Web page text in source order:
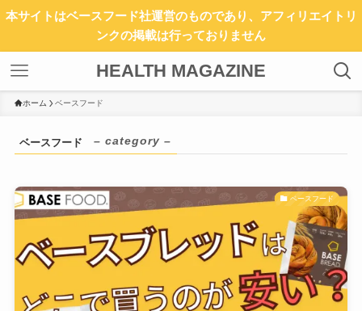
本サイトはベースフード社運営のものであり、アフィリエイトリ
ンクの掲載は行っておりません
HEALTH MAGAZINE
ホーム ベースフード
ベースフード – category –
ベースフード